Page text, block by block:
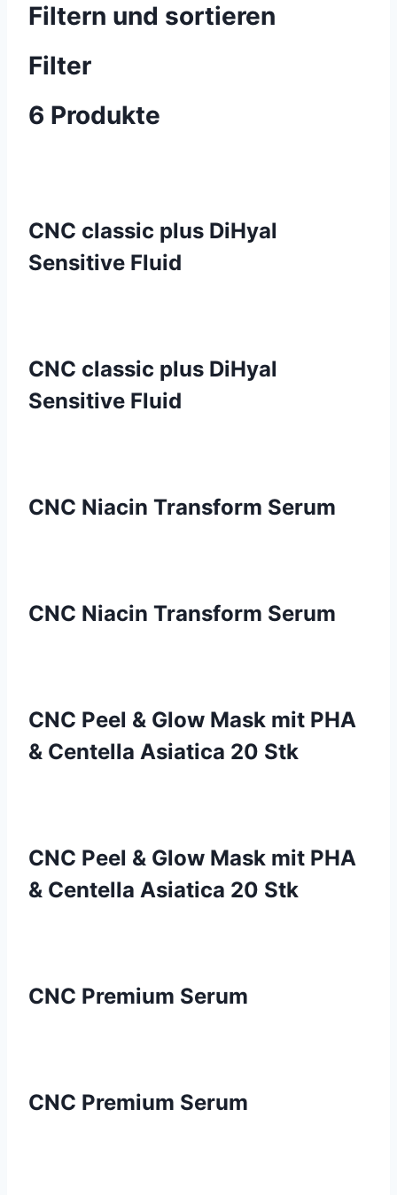
Filtern und sortieren
Filter
6 Produkte
CNC classic plus DiHyal
Sensitive Fluid
CNC classic plus DiHyal
Sensitive Fluid
CNC Niacin Transform Serum
CNC Niacin Transform Serum
CNC Peel & Glow Mask mit PHA
& Centella Asiatica 20 Stk
CNC Peel & Glow Mask mit PHA
& Centella Asiatica 20 Stk
CNC Premium Serum
CNC Premium Serum